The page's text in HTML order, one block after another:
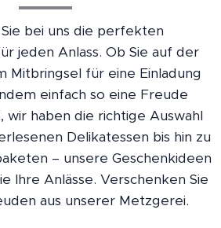
bei uns die perfekten
jeden Anlass. Ob Sie auf der
Mitbringsel für eine Einladung
einfach so eine Freude
wir haben die richtige Auswahl
Delikatessen bis hin zu
– unsere Geschenkideen
Ihre Anlässe. Verschenken Sie
aus unserer Metzgerei.